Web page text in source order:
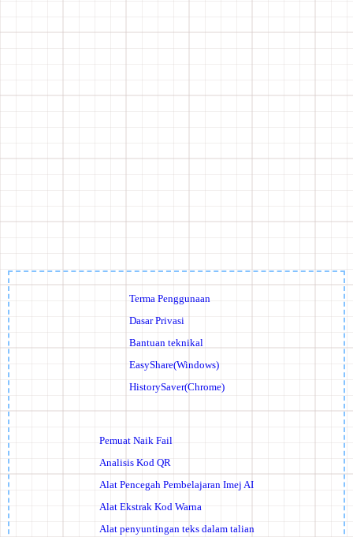
Terma Penggunaan
Dasar Privasi
Bantuan teknikal
EasyShare(Windows)
HistorySaver(Chrome)
Pemuat Naik Fail
Analisis Kod QR
Alat Pencegah Pembelajaran Imej AI
Alat Ekstrak Kod Warna
Alat penyuntingan teks dalam talian